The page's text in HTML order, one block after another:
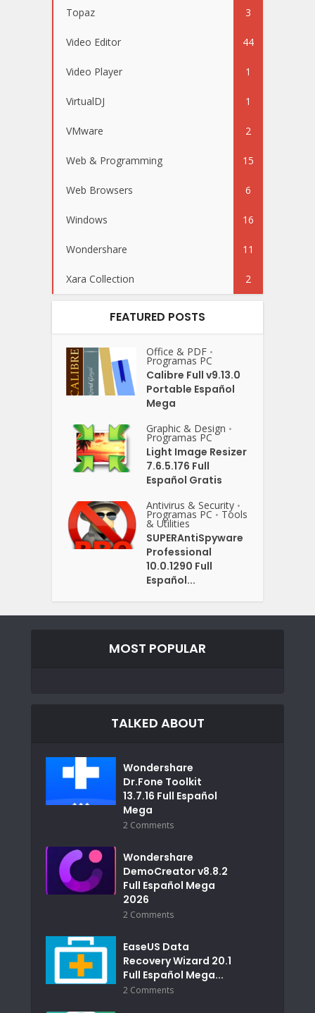
Topaz 3
Video Editor 44
Video Player 1
VirtualDJ 1
VMware 2
Web & Programming 15
Web Browsers 6
Windows 16
Wondershare 11
Xara Collection 2
FEATURED POSTS
Office & PDF •
Programas PC
Calibre Full v9.13.0
Portable Español
Mega
Graphic & Design •
Programas PC
Light Image Resizer
7.6.5.176 Full
Español Gratis
Antivirus & Security •
Programas PC • Tools
& Utilities
SUPERAntiSpyware
Professional
10.0.1290 Full
Español...
MOST POPULAR
TALKED ABOUT
Wondershare
Dr.Fone Toolkit
13.7.16 Full Español
Mega
2 Comments
Wondershare
DemoCreator v8.8.2
Full Español Mega
2026
2 Comments
EaseUS Data
Recovery Wizard 20.1
Full Español Mega...
2 Comments